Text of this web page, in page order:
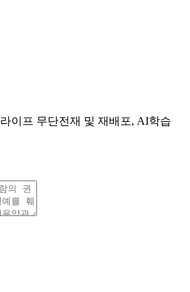
이프 무단전재 및 재배포, AI학습